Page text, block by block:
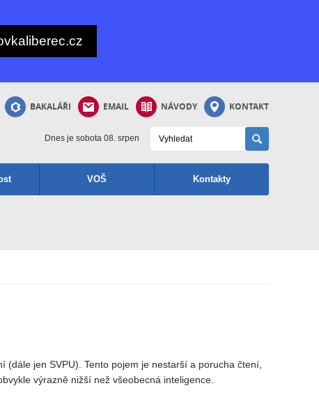
BAKALÁŘI EMAIL NÁVODY KONTAKT
Dnes je sobota 08. srpen
VOŠ Kontakty
jen SVPU). Tento pojem je nestarší a porucha čtení,
výrazně nižší než všeobecná inteligence.